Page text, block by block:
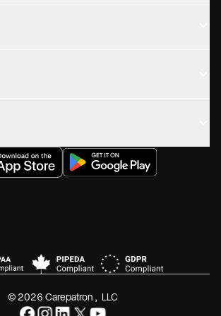
© 2026 Carepatron, LLC